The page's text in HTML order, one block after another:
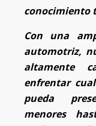
conocimiento
Con una
automotriz,
altamente
enfrentar
pueda
menores